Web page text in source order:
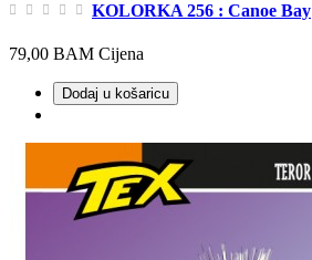
KOLORKA 256 : Canoe Bay
79,00 BAM Cijena
Dodaj u košaricu